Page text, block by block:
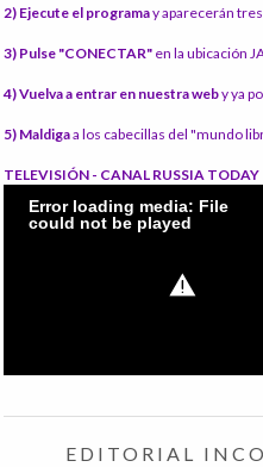
2) Ejecute el programay aparecerán
3) Pulse "CONECTAR" en la ubicación
4) Vuelva a entrar en nuestra weby ya
5) Maldigaa los cabecillas del "mundo
TELEVISIÓN - CANAL RUSSIA TODAY
EDITORIAL